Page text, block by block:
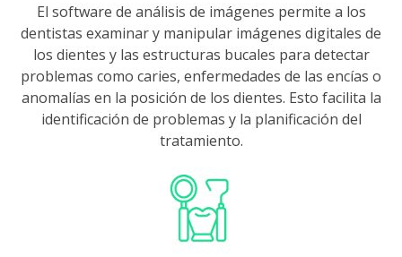
El software de análisis de imágenes permite a los
dentistas examinar y manipular imágenes digitales de
los dientes y las estructuras bucales para detectar
problemas como caries, enfermedades de las encías o
anomalías en la posición de los dientes. Esto facilita la
identificación de problemas y la planificación del
tratamiento.